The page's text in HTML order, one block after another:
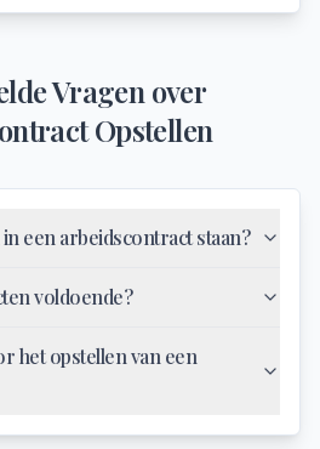
Vragen over
Opstellen
een arbeidscontract staan?
voldoende?
het opstellen van een